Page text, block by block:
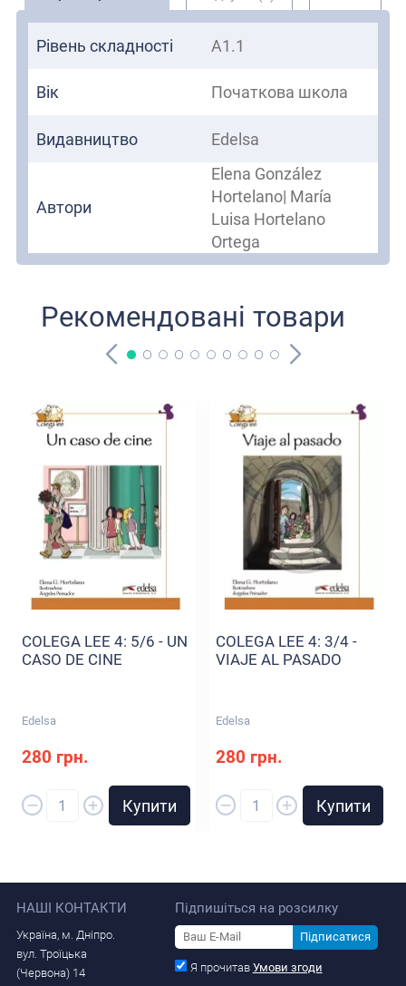
Рівень складності A1.1
Вік Початкова школа
Видавництво Edelsa
Автори
Elena González
Hortelano| María
Luisa Hortelano
Ortega
Рекомендовані товари
COLEGA LEE 4: 5/6 - UN
CASO DE CINE
Edelsa
280 грн.
– + Купити
COLEGA LEE 4: 3/4 -
VIAJE AL PASADO
Edelsa
280 грн.
– + Купити
НАШІ КОНТАКТИ
Україна, м. Дніпро.
вул. Троїцька
(Червона) 14
Підпишіться на розсилку
Підписатися
Я прочитав Умови згоди